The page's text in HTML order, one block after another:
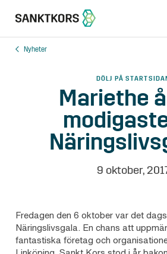
Områden
Erbjudande
Om oss
In English
Nyheter
DÖLJ PÅ
Mariethe
9 oktober,
Fredagen den 6 oktober var det
Näringslivsgala. En chans att
fantastiska företag och